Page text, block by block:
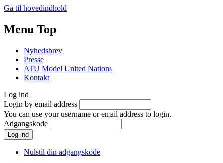
Gå til hovedindhold
Menu Top
Nyhedsbrev
Presse
ATU Model United Nations
Kontakt
Log ind
Login by email address
You can use your username or email address to login.
Adgangskode
Nulstil din adgangskode